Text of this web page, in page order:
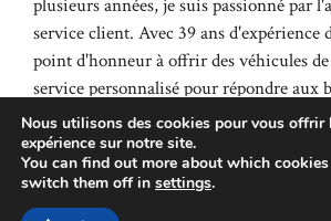
plusieurs années, je suis passionné par
service client. Avec 39 ans d'expérience
point d'honneur à offrir des véhicules
service personnalisé pour répondre aux
client.
Nous utilisons des cookies pour vous offrir
expérience sur notre site.
You can find out more about which
switch them off in settings.